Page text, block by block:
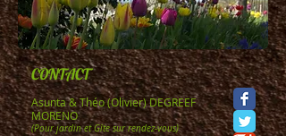
CONTACT
Asunta & Théo (Olivier) DEGREEF
MORENO
(Pour jardin et Gîte sur rendez-vous)